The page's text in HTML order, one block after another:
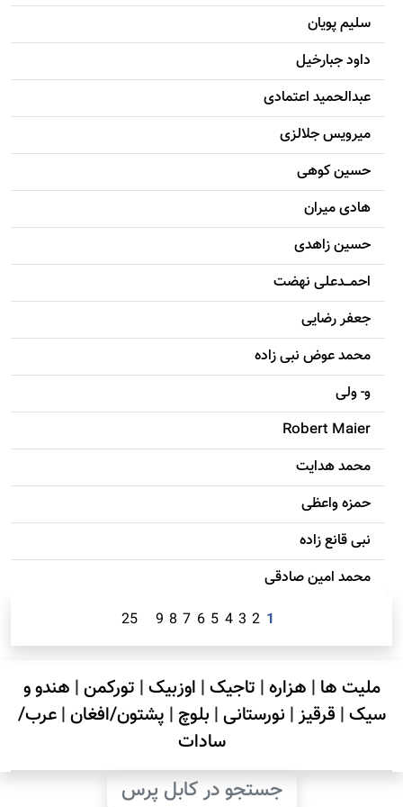
سليم پویان
داود جبارخیل
عبدالحمید اعتمادی
میرویس جلالزی
حسين کوهی
هادی ميران
حسين زاهدی
احمـــدعلی نهضت
جعفر رضایی
محمد عوض نبی زاده
و- ولی
Robert Maier
محمد هدایت
حمزه واعظی
نبی قانع زاده
محمد امين صادقی
1
2
3
4
5
6
7
8
9
25
ملیت ها | هزاره| تاجیک| اوزبیک| تورکمن| هندو و
سیک| قرقیز| نورستانی| بلوچ | پشتون/افغان|عرب/
سادات
جستجو در کابل پرس